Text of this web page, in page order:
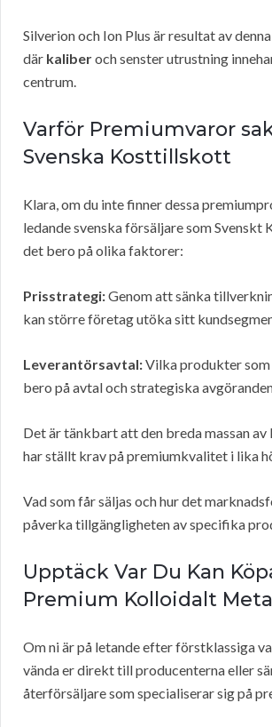
Silverion och Ion Plus är resultat av
där kaliberoch senster utrustning
centrum.
Varför Premiumvaror
Svenska Kosttillskott
Klara, om du inte finner dessa
ledande svenska försäljare som
det bero på olika faktorer:
Prisstrategi:Genom att sänka
kan större företag utöka sitt
Leverantörsavtal:Vilka produkter
bero på avtal och strategiska
Det är tänkbart att den breda massan av
har ställt krav på premiumkvalitet i lika
Vad som får säljas och hur det
påverka tillgängligheten av specifika
Upptäck Var Du Kan
Premium Kolloidalt Metall
Om ni är på letande efter förstklassiga
vända er direkt till producenterna eller
återförsäljare som specialiserar sig på